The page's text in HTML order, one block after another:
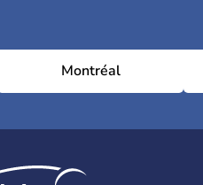
Montréal